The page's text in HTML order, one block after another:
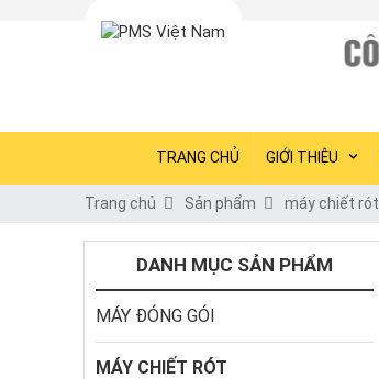
TRANG CHỦ GIỚI THIỆU
Trang chủ Sản phẩm máy chiết rót
DANH MỤC SẢN PHẨM
MÁY ĐÓNG GÓI
MÁY CHIẾT RÓT